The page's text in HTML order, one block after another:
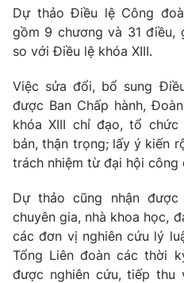
Dự thảo Điều lệ Công
gồm 9 chương và 31 điều,
so với Điều lệ khóa XIII.
Việc sửa đổi, bổ sung
được Ban Chấp hành,
khóa XIII chỉ đạo, tổ
bản, thận trọng; lấy ý kiến
trách nhiệm từ đại hội
Dự thảo cũng nhận
chuyên gia, nhà khoa học,
các đơn vị nghiên cứu lý
Tổng Liên đoàn các thời
được nghiên cứu, tiếp